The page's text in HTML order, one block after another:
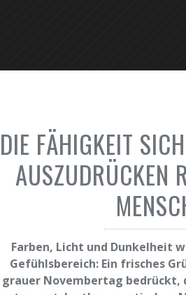
DIE FÄHIGKEIT
AUSZUDRÜCKEN
Farben, Licht und Dunkelheit
Gefühlsbereich: Ein frisches
grauer Novembertag bedrückt,